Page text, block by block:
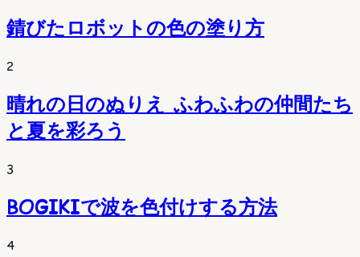
錆びたロボットの色の塗り方
2
晴れの日のぬりえ ふわふわの仲間たち
と夏を彩ろう
3
BOGIKIで波を色付けする方法
4